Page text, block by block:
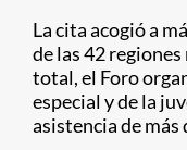
La cita acogió a
de las 42
total, el Foro
especial y de la
asistencia de más